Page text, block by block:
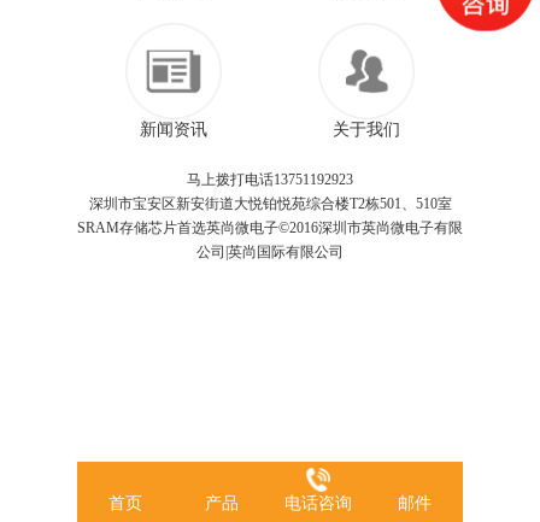
新闻资讯 关于我们
马上拨打电话13751192923
深圳市宝安区新安街道大悦铂悦苑综合楼T2栋501、510室
SRAM存储芯片首选英尚微电子©2016深圳市英尚微电子有限
公司|英尚国际有限公司
首页 产品 电话咨询 邮件